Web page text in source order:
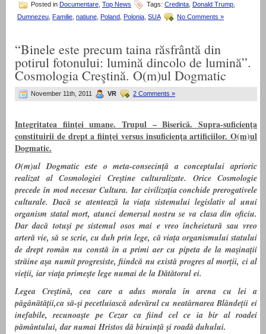
Posted in Documentare Top News Tags: Credinta Donald Trump
Dumnezeu
Familie natiune Poland Polonia SUA No Comments »
“Binele este precum taina răsfrântă din
potirul fotonului: lumină dincolo de lumină”.
Cosmologia Creştină. O(m)ul Dogmatic
November 11th, 2011 VR 2 Comments »
Integritatea fiinţei umane. Trupul – Biserică. Supra-suficienţa
constituirii de drept a fiinţei versus insuficienţa artificiilor. O(m)ul
Dogmatic.
O(m)ul Dogmatic este o meta-consecinţă a conceptului aprioric
realizat al Cosmologiei Creştine culturalizate. Orice Cosmologie
precede în mod necesar Cultura. Iar civilizaţia conchide prerogativele
culturale. Dacă se atentează la viaţa sistemului legislativ al unui
organism statal mort, atunci demersul nostru se va clasa din oficiu.
Dar dacă totuşi pe sistemul osos mai e vreo încheietură sau vreo
arteră vie, să se scrie, cu duh prin lege, că viaţa organismului statului
de drept român nu constă în a primi aer cu pipeta de la maşinaţii
străine aşa numit progresiste, fiindcă nu există progres al morţii, ci al
vieţii, iar viaţa primeşte lege numai de la Dătătorul ei.
Legea Creştină, cea care a adus morala în arena cu lei a
păgânătăţii,ca să-şi pecetluiască adevărul cu neatârnarea Blândeţii ei
inefabile, recunoaşte pe Cezar ca fiind cel ce ia bir al roadei
pământului, dar numai Hristos dă biruinţă şi roadă duhului.